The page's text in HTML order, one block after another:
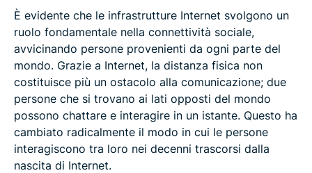
È evidente che le infrastrutture Internet svolgono un
ruolo fondamentale nella connettività sociale,
avvicinando persone provenienti da ogni parte del
mondo. Grazie a Internet, la distanza fisica non
costituisce più un ostacolo alla comunicazione; due
persone che si trovano ai lati opposti del mondo
possono chattare e interagire in un istante. Questo ha
cambiato radicalmente il modo in cui le persone
interagiscono tra loro nei decenni trascorsi dalla
nascita di Internet.